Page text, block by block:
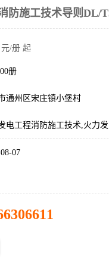
防施工技术导则DL/
元/册 起
册
通州区宋庄镇小堡村
电工程消防施工技术,火力
07